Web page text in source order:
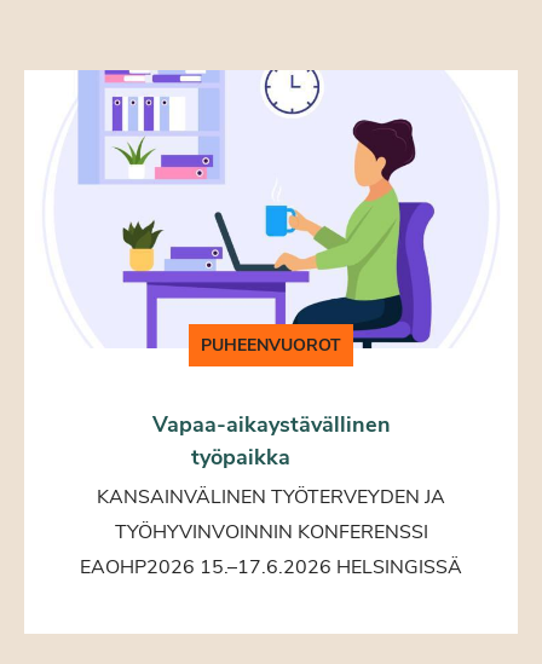
PUHEENVUOROT
Vapaa-aikaystävällinen
työpaikka
KANSAINVÄLINEN TYÖTERVEYDEN JA
TYÖHYVINVOINNIN KONFERENSSI
EAOHP2026 15.–17.6.2026 HELSINGISSÄ